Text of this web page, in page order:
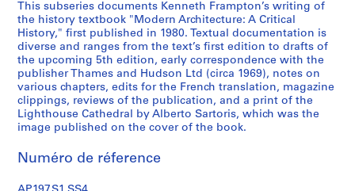
W
o
r
k
s
a
n
d
e
This subseries documents Kenneth Frampton’s writing of
the history textbook "Modern Architecture: A Critical
History," first published in 1980. Textual documentation is
diverse and ranges from the text’s first edition to drafts of
the upcoming 5th edition, early correspondence with the
publisher Thames and Hudson Ltd (circa 1969), notes on
various chapters, edits for the French translation, magazine
clippings, reviews of the publication, and a print of the
Lighthouse Cathedral by Alberto Sartoris, which was the
image published on the cover of the book.
Numéro de réference